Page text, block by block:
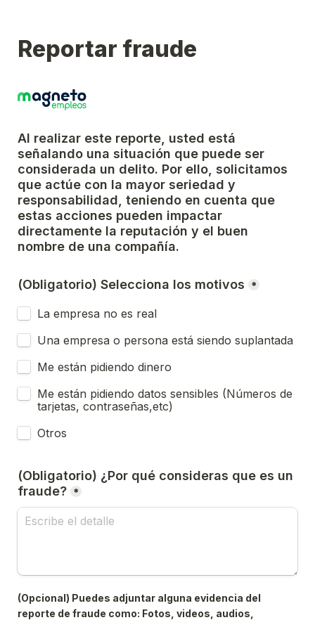
Reportar fraude
Al realizar este reporte, usted está
señalando una situación que puede ser
considerada un delito. Por ello, solicitamos
que actúe con la mayor seriedad y
responsabilidad, teniendo en cuenta que
estas acciones pueden impactar
directamente la reputación y el buen
nombre de una compañía.
(Obligatorio) Selecciona los motivos *
La empresa no es real
Una empresa o persona está siendo suplantada
Me están pidiendo dinero
Me están pidiendo datos sensibles (Números de
tarjetas, contraseñas,etc)
Otros
(Obligatorio) ¿Por qué consideras que es un
fraude? *
(Opcional) Puedes adjuntar alguna evidencia del
reporte de fraude como: Fotos, videos, audios,